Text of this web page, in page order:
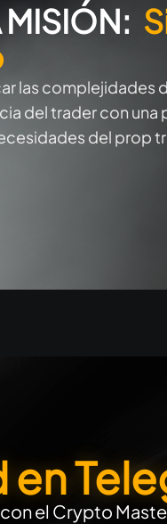
MISIÓN:
las complejidades
del trader con
del prop
el Crypto